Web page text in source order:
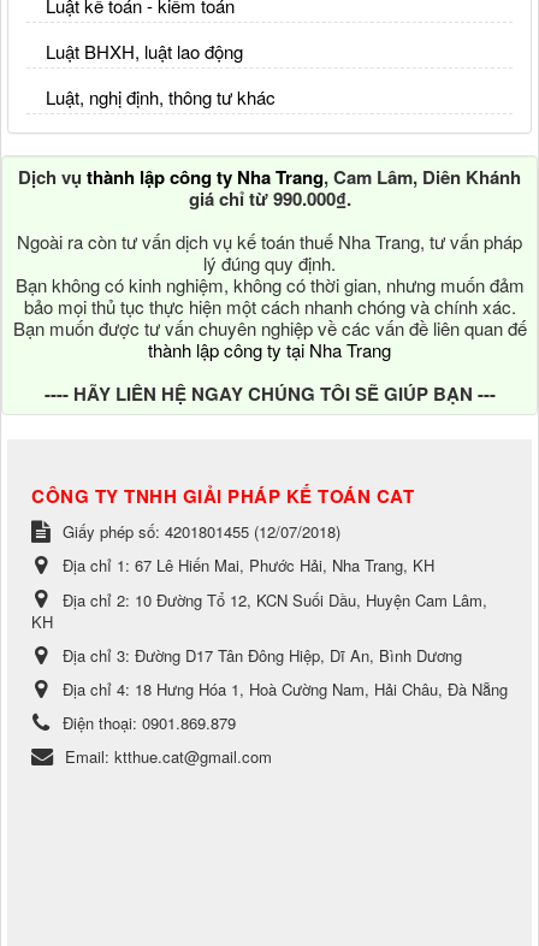
Luật kế toán - kiểm toán
Luật BHXH, luật lao động
Luật, nghị định, thông tư khác
Dịch vụ thành lập công ty Nha Trang, Cam Lâm, Diên Khánh
giá chỉ từ 990.000₫.
Ngoài ra còn tư vấn dịch vụ kế toán thuế Nha Trang, tư vấn pháp
lý đúng quy định.
Bạn không có kinh nghiệm, không có thời gian, nhưng muốn đảm
bảo mọi thủ tục thực hiện một cách nhanh chóng và chính xác.
Bạn muốn được tư vấn chuyên nghiệp về các vấn đề liên quan đế
thành lập công ty tại Nha Trang
---- HÃY LIÊN HỆ NGAY CHÚNG TÔI SẼ GIÚP BẠN ---
CÔNG TY TNHH GIẢI PHÁP KẾ TOÁN CAT
Giấy phép số: 4201801455 (12/07/2018)
Địa chỉ 1: 67 Lê Hiến Mai, Phước Hải, Nha Trang, KH
Địa chỉ 2: 10 Đường Tổ 12, KCN Suối Dầu, Huyện Cam Lâm,
KH
Địa chỉ 3: Đường D17 Tân Đông Hiệp, Dĩ An, Bình Dương
Địa chỉ 4: 18 Hưng Hóa 1, Hoà Cường Nam, Hải Châu, Đà Nẵng
Điện thoại: 0901.869.879
Email: ktthue.cat@gmail.com